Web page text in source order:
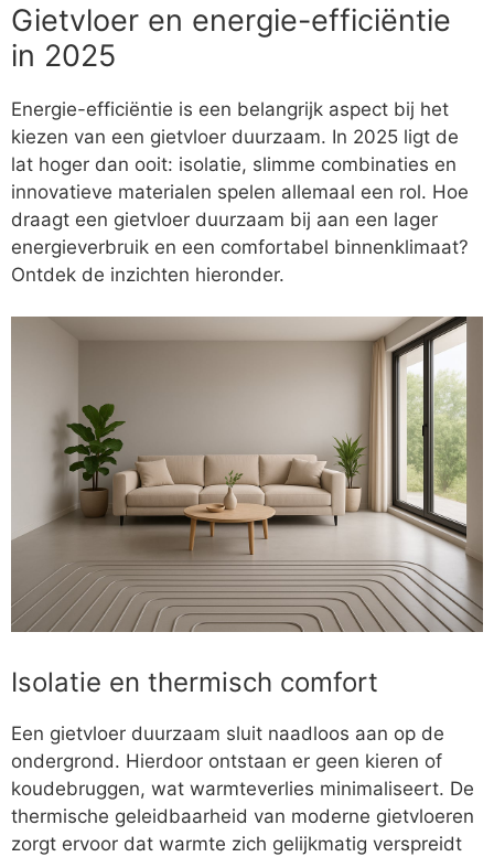
Gietvloer en energie-efficiëntie
in 2025
Energie-efficiëntie is een belangrijk aspect bij het
kiezen van een gietvloer duurzaam. In 2025 ligt de
lat hoger dan ooit: isolatie, slimme combinaties en
innovatieve materialen spelen allemaal een rol. Hoe
draagt een gietvloer duurzaam bij aan een lager
energieverbruik en een comfortabel binnenklimaat?
Ontdek de inzichten hieronder.
Isolatie en thermisch comfort
Een gietvloer duurzaam sluit naadloos aan op de
ondergrond. Hierdoor ontstaan er geen kieren of
koudebruggen, wat warmteverlies minimaliseert. De
thermische geleidbaarheid van moderne gietvloeren
zorgt ervoor dat warmte zich gelijkmatig verspreidt